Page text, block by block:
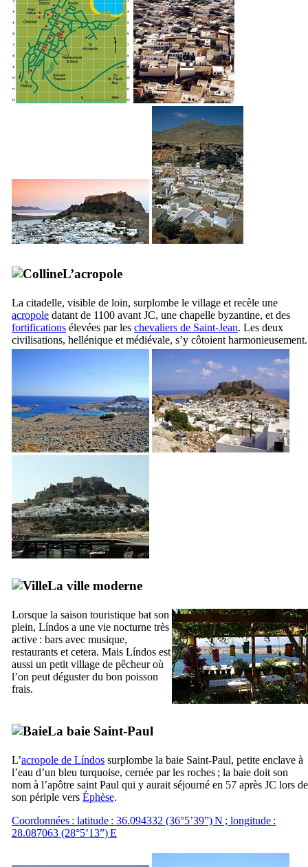
L’acropole
La citadelle, visible de loin, surplombe le village et recèle une
acropole datant de 1100 avant JC, une chapelle byzantine, et des
fortifications élevées par les chevaliers de Saint-Jean. Les deux
civilisations, hellénique et médiévale, s’y côtoient harmonieusement.
La ville moderne
Lorsque la saison touristique bat son
plein, Líndos a une vie nocturne très
active : bars avec musique,
restaurants et cetera. Mais Líndos est
aussi un petit village de pêcheur où
l’on peut déguster du bon poisson
frais.
La baie Saint-Paul
L’acropole de Líndos surplombe la baie Saint-Paul, petite enclave à
l’eau d’un bleu turquoise, cernée par les roches ; la baie doit son
nom à l’apôtre saint Paul qui y aurait séjourné en 57 après JC lors de
son périple vers Éphèse.
Coordonnées : latitude : 36.094332 (36°5’39”) N ; longitude :
28.087063 (28°5’13”) E